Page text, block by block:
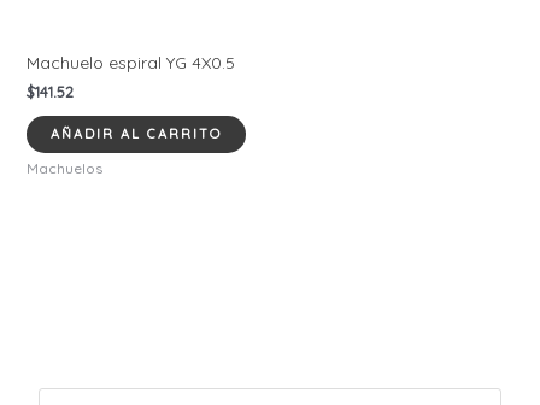
Machuelo espiral YG 4X0.5
$141.52
AÑADIR AL CARRITO
Machuelos